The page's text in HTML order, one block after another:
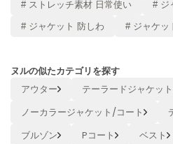
nezu
ナウンス
ヌル
# ストレッチ素材 日常使い # ジ
# ジャケット 防しわ # ジャケッ
ヌルの似たカテゴリを探す
アウター
テーラードジャケッ
ノーカラージャケット/コート
ブルゾン
Pコート ベスト